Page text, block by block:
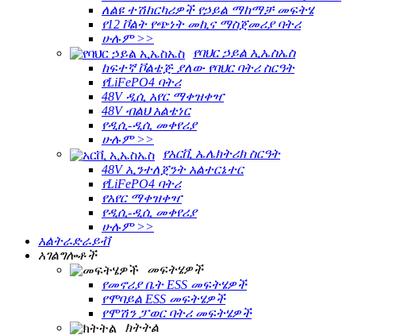
ለልዩ ተሽከርካሪዎች የኃይል ማከማቻ መፍትሄ
የ12 ቮልት የጭነት መኪና ማስጀመሪያ ባትሪ
ሁሉም >>
የባህር ኃይል ኢኤስኤስ
ከፍተኛ ቮልቴጅ ያለው የባህር ባትሪ ስርዓት
የLiFePO4 ባትሪ
48V ዲሲ አየር ማቀዝቀዣ
48V ብልህ አልቴነር
የዲሲ-ዲሲ መቀየሪያ
ሁሉም >>
የአርቪ ኤሌክትሪክ ስርዓት
48V ኢንተለጀንት አልተርኔተር
የLiFePO4 ባትሪ
የአየር ማቀዝቀዣ
የዲሲ-ዲሲ መቀየሪያ
ሁሉም >>
አልትራድራይቭ
አገልግሎቶች
መፍትሄዎች
የመኖሪያ ቤት ESS መፍትሄዎች
የሞባይል ESS መፍትሄዎች
የሞሽን ፓወር ባትሪ መፍትሄዎች
ክትትል